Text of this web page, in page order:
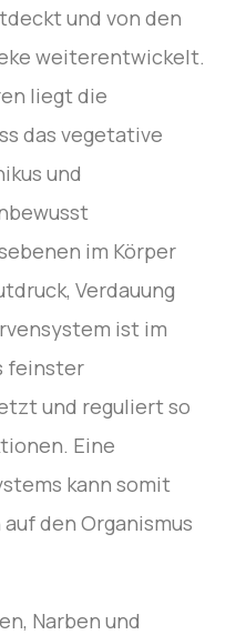
und von den
weiterentwickelt.
liegt die
das vegetative
und
im Körper
Verdauung
ist im
feinster
und reguliert so
Eine
kann somit
den Organismus
Narben und